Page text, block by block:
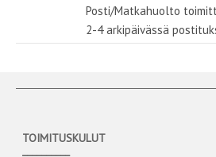
Posti/Matkahuolto
2-4 arkipäivässä
TOIMITUSKULUT